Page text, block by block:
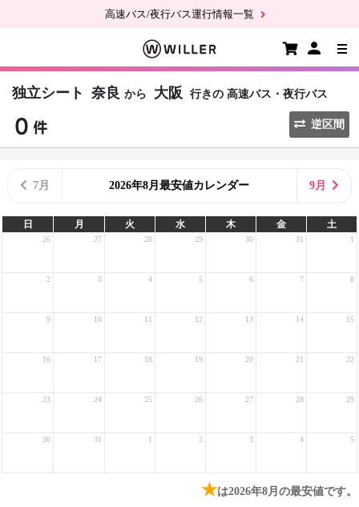
高速バス/夜行バス運行情報一覧
独立シート 奈良 から 大阪 行きの 高速バス・夜行バス
逆区間
7月 2026年8月最安値カレンダー 9月
日 月 火 水 木 金 土
26 27 28 29 30 31 1
2 3 4 5 6 7 8
9 10 11 12 13 14 15
16 17 18 19 20 21 22
23 24 25 26 27 28 29
30 31 1 2 3 4 5
★は2026年8月の最安値です。